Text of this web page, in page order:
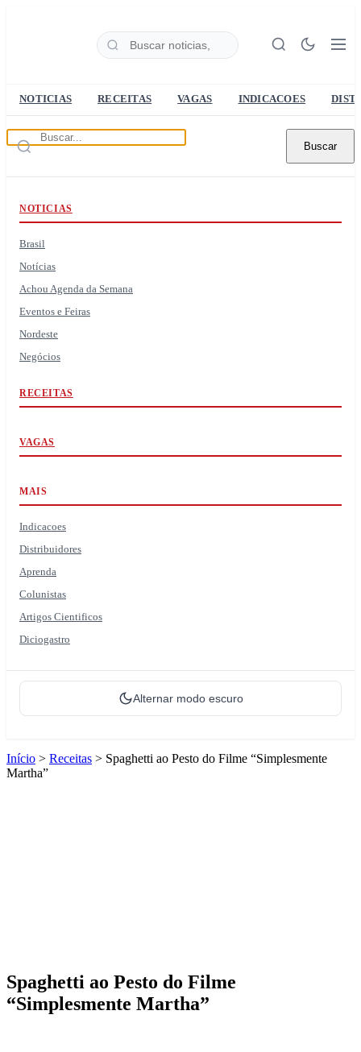
NOTICIAS RECEITAS VAGAS INDICACOES
Buscar
NOTICIAS
Brasil
Notícias
Achou Agenda da Semana
Eventos e Feiras
Nordeste
Negócios
RECEITAS
VAGAS
MAIS
Indicacoes
Distribuidores
Aprenda
Colunistas
Artigos Cientificos
Diciogastro
Alternar modo escuro
Início > Receitas > Spaghetti ao Pesto do Filme “Simplesmente
Martha”
Spaghetti ao Pesto do Filme
“Simplesmente Martha”